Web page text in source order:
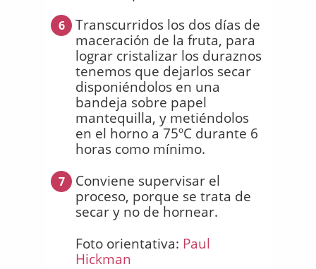
6
Transcurridos los dos días de
maceración de la fruta, para
lograr cristalizar los duraznos
tenemos que dejarlos secar
disponiéndolos en una
bandeja sobre papel
mantequilla, y metiéndolos
en el horno a 75ºC durante 6
horas como mínimo.
7
Conviene supervisar el
proceso, porque se trata de
secar y no de hornear.
Foto orientativa: Paul
Hickman